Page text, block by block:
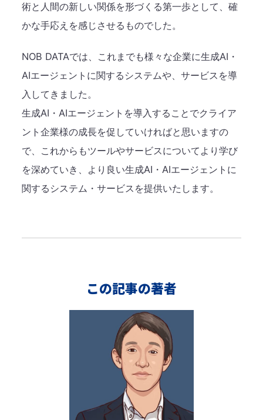
術と人間の新しい関係を形づくる第一歩として、確
かな手応えを感じさせるものでした。
NOB DATAでは、これまでも様々な企業に生成AI・
AIエージェントに関するシステムや、サービスを導
入してきました。
生成AI・AIエージェントを導入することでクライア
ント企業様の成長を促していければと思いますの
で、これからもツールやサービスについてより学び
を深めていき、より良い生成AI・AIエージェントに
関するシステム・サービスを提供いたします。
この記事の著者